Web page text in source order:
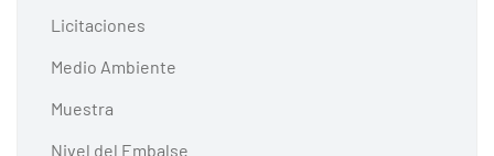
Licitaciones
Medio Ambiente
Muestra
Nivel del Embalse